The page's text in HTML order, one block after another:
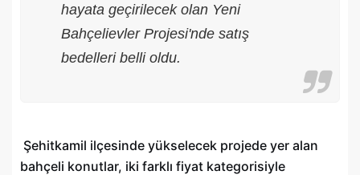
hayata geçirilecek olan Yeni
Bahçelievler Projesi'nde satış
bedelleri belli oldu.
Şehitkamil ilçesinde yükselecek projede yer alan
bahçeli konutlar, iki farklı fiyat kategorisiyle